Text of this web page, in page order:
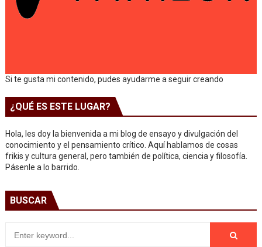
Si te gusta mi contenido, pudes ayudarme a seguir creando
¿QUÉ ES ESTE LUGAR?
Hola, les doy la bienvenida a mi blog de ensayo y divulgación del
conocimiento y el pensamiento crítico. Aquí hablamos de cosas
frikis y cultura general, pero también de política, ciencia y filosofía.
Pásenle a lo barrido.
BUSCAR